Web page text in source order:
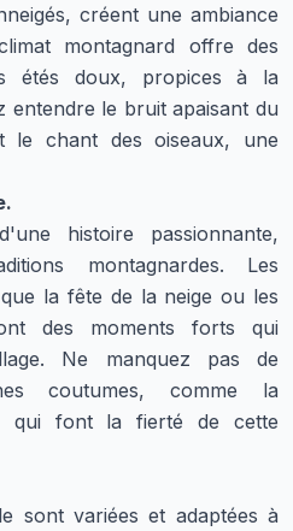
créent une ambiance
montagnard offre des
étés doux, propices à la
entendre le bruit apaisant du
le chant des oiseaux, une
histoire passionnante,
montagnardes. Les
la fête de la neige ou les
des moments forts qui
Ne manquez pas de
coutumes, comme la
qui font la fierté de cette
sont variées et adaptées à